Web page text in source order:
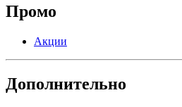
Промо
Акции
Дополнительно